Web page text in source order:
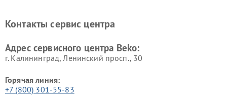
Ремонт холодильников Beko Ремонт морозильных камер
Контакты сервис центра
Адрес сервисного центра Beko:
г. Калининград, Ленинский просп., 30
Горячая линия:
+7 (800) 301-55-83